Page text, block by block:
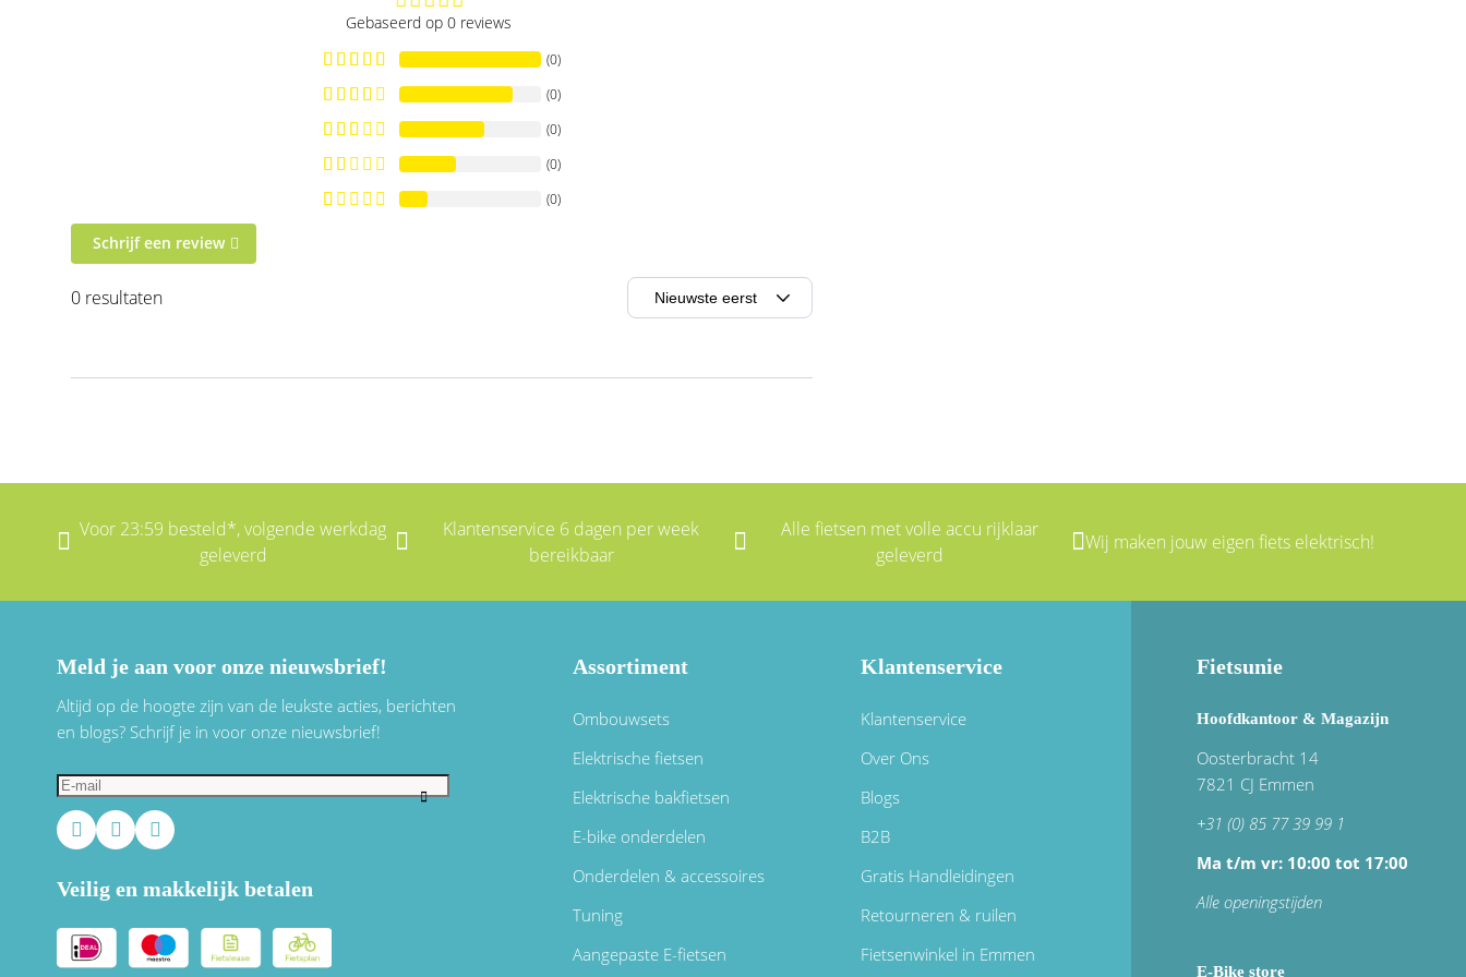
Gebaseerd op 0 reviews
(0)
(0)
(0)
(0)
(0)
Schrijf een review
0 resultaten
Voor 23:59 besteld*, volgende werkdag
geleverd
Klantenservice 6 dagen per week
bereikbaar
Alle fietsen met volle accu rijklaar
geleverd
Wij maken jouw eigen fiets elektrisch!
Meld je aan voor onze nieuwsbrief!
Altijd op de hoogte zijn van de leukste acties, berichten
en blogs? Schrijf je in voor onze nieuwsbrief!
Veilig en makkelijk betalen
Assortiment
Ombouwsets
Elektrische fietsen
Elektrische bakfietsen
E-bike onderdelen
Onderdelen & accessoires
Tuning
Aangepaste E-fietsen
Klantenservice
Klantenservice
Over Ons
Blogs
B2B
Gratis Handleidingen
Retourneren & ruilen
Fietsenwinkel in Emmen
Fietsunie
Hoofdkantoor & Magazijn
Oosterbracht 14
7821 CJ Emmen
+31 (0) 85 77 39 99 1
Ma t/m vr: 10:00 tot 17:00
Alle openingstijden
E-Bike store